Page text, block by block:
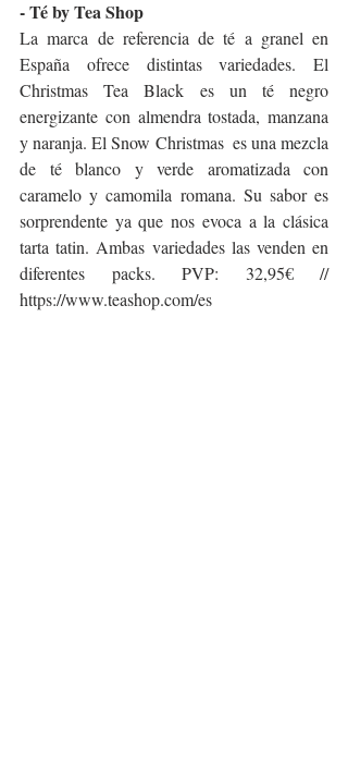
- Té by Tea Shop
La marca de referencia de té a granel en
España ofrece distintas variedades. El
Christmas Tea Black es un té negro
energizante con almendra tostada, manzana
y naranja. El Snow Christmas  es una mezcla
de té blanco y verde aromatizada con
caramelo y camomila romana. Su sabor es
sorprendente ya que nos evoca a la clásica
tarta tatin. Ambas variedades las venden en
diferentes packs. PVP: 32,95€ //
https://www.teashop.com/es